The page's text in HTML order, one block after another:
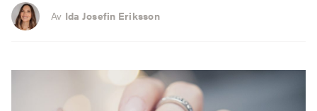
Av Ida Josefin Eriksson